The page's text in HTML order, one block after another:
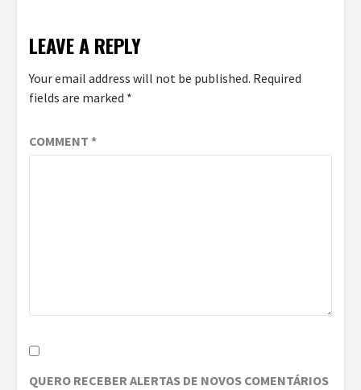
LEAVE A REPLY
Your email address will not be published. Required
fields are marked *
COMMENT *
QUERO RECEBER ALERTAS DE NOVOS COMENTÁRIOS